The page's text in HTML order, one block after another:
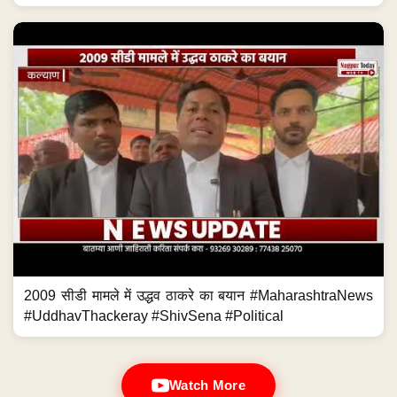
2009 सीडी मामले में उद्धव ठाकरे का बयान #MaharashtraNews
#UddhavThackeray #ShivSena #Political
Watch More